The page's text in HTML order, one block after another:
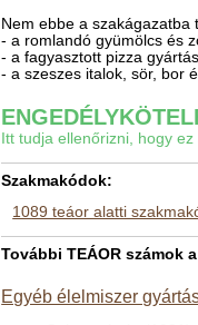
Nem ebbe a szakágazatba
- a romlandó gyümölcs és
- a fagyasztott pizza
- a szeszes italok, sör, bor
Itt tudja ellenőrizni, hogy
Szakmakódok:
1089 teáor alatti
További TEÁOR számok
Egyéb élelmiszer